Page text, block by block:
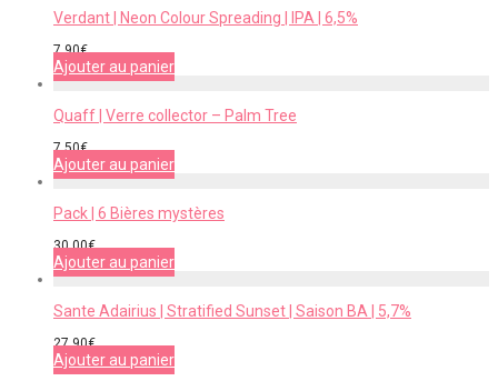
Verdant | Neon Colour Spreading | IPA | 6,5%
7,90€
Ajouter au panier
Quaff | Verre collector – Palm Tree
7,50€
Ajouter au panier
Pack | 6 Bières mystères
30,00€
Ajouter au panier
Sante Adairius | Stratified Sunset | Saison BA | 5,7%
27,90€
Ajouter au panier